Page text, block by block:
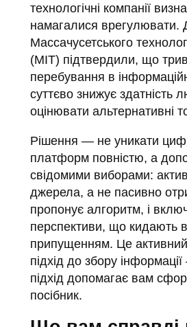
технологічні компанії
намагалися врегулювати.
Массачусетського
(MIT) підтвердили, що
перебування в
суттєво знижує здатність
оцінювати альтернативні
Рішення — не уникати
платформ повністю, а
свідомими виборами:
джерела, а не пасивно
пропонує алгоритм, і
перспективи, що кидають
припущенням. Це активний
підхід до збору
підхід допомагає вам
посібник.